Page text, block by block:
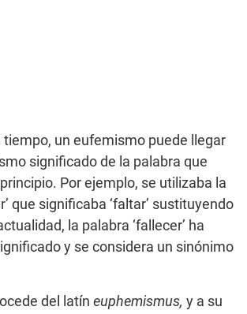
tiempo, un eufemismo puede llegar
significado de la palabra que
Por ejemplo, se utilizaba la
que significaba ‘faltar’ sustituyendo
la palabra ‘fallecer’ ha
y se considera un sinónimo
del latín euphemismus, y a su